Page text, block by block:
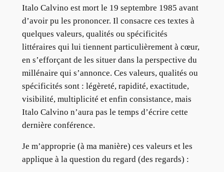
Italo Calvino est mort le 19 septembre 1985 avant
d’avoir pu les prononcer. Il consacre ces textes à
quelques valeurs, qualités ou spécificités
littéraires qui lui tiennent particulièrement à cœur,
en s’efforçant de les situer dans la perspective du
millénaire qui s’annonce. Ces valeurs, qualités ou
spécificités sont : légèreté, rapidité, exactitude,
visibilité, multiplicité et enfin consistance, mais
Italo Calvino n’aura pas le temps d’écrire cette
dernière conférence.
Je m’approprie (à ma manière) ces valeurs et les
applique à la question du regard (des regards) :